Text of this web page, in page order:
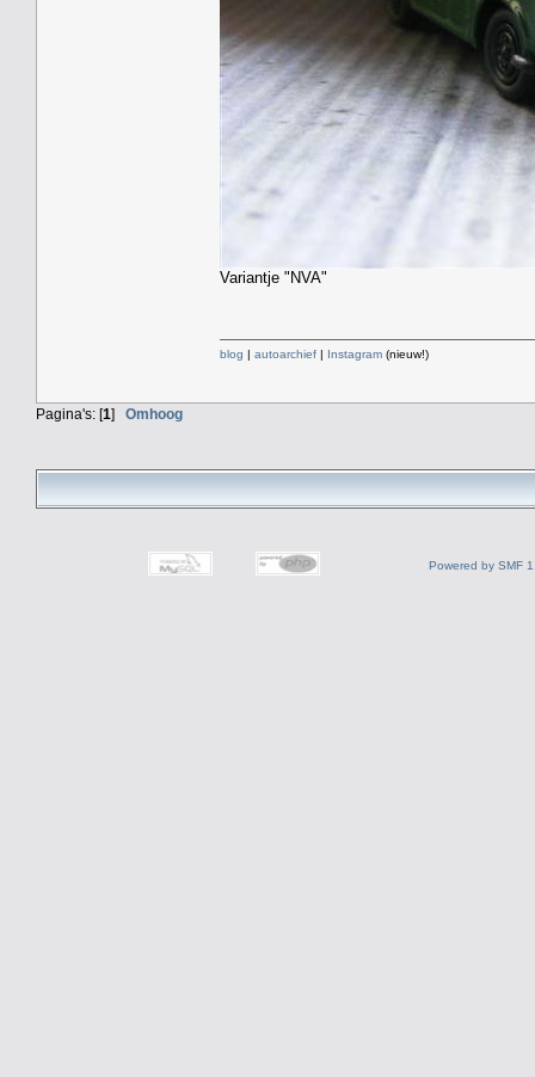
Variantje "NVA"
blog | autoarchief | Instagram (nieuw!)
Pagina's: [1] Omhoog
Powered by SMF